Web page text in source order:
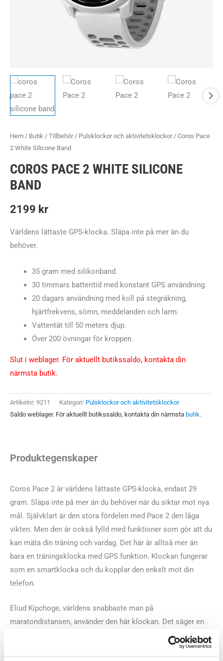
Hem / Butik / Tillbehör/ Pulsklockor och aktivitetsklockor/ Coros Pace
2 White Silicone Band
COROS PACE 2 WHITE SILICONE
BAND
2199 kr
Världens lättaste GPS-klocka. Släpa inte på mer än du
behöver.
35 gram med silikonband.
30 timmars batteritid med konstant GPS användning.
20 dagars användning med koll på stegräkning,
hjärtfrekvens, sömn, meddelanden och larm.
Vattentät till 50 meters djup.
Över 200 övningar för kroppen.
Slut i weblager. För aktuellt butikssaldo, kontakta din
närmsta butik.
Artikelnr: 9211 Kategori: Pulsklockor och aktivitetsklockor
Saldo weblager. För aktuellt butikssaldo, kontakta din närmsta butik.
Produktegenskaper
Coros Pace 2 är världens lättaste GPS-klocka, endast 29
gram. Släpa inte på mer än du behöver när du siktar mot nya
mål. Självklart är den stora fördelen med Pace 2 den låga
vikten. Men den är också fylld med funktioner som gör att du
kan mäta din träning och vardag. Det här är alltså mer än
bara en träningsklocka med GPS funktion. Klockan fungerar
som en smartklocka och du kopplar den enkelt mot din
telefon.
Eliud Kipchoge, världens snabbaste man på
maratondistansen, använder den här klockan. Det säger en
del om både funktionen och de stora fördelarna.